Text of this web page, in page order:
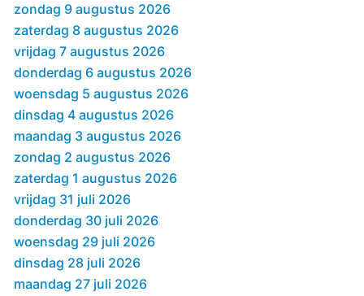
zondag 9 augustus 2026
zaterdag 8 augustus 2026
vrijdag 7 augustus 2026
donderdag 6 augustus 2026
woensdag 5 augustus 2026
dinsdag 4 augustus 2026
maandag 3 augustus 2026
zondag 2 augustus 2026
zaterdag 1 augustus 2026
vrijdag 31 juli 2026
donderdag 30 juli 2026
woensdag 29 juli 2026
dinsdag 28 juli 2026
maandag 27 juli 2026